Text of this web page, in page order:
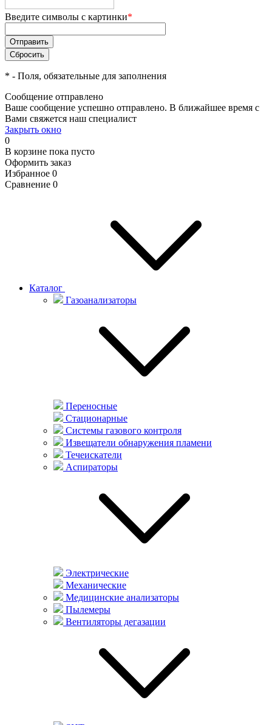
Введите символы с картинки*
* - Поля, обязательные для заполнения
Сообщение отправлено
Ваше сообщение успешно отправлено. В ближайшее время с
Вами свяжется наш специалист
Закрыть окно
0
В корзине пока пусто
Оформить заказ
Избранное 0
Сравнение 0
Каталог
Газоанализаторы
Переносные
Стационарные
Системы газового контроля
Извещатели обнаружения пламени
Течеискатели
Аспираторы
Электрические
Механические
Медицинские анализаторы
Пылемеры
Вентиляторы дегазации